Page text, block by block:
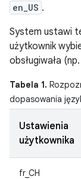
en_US .
System ustawi
użytkownik
obsługiwała
Tabela 1.
dopasowania
Ustawienia
użytkownika
fr_CH